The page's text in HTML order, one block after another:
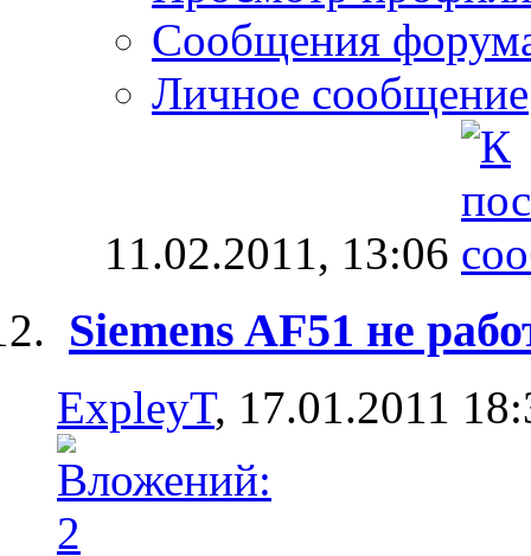
Сообщения
Личное сообщение
11.02.2011, 13:06
Siemens AF51 не
ExpleyT, 17.01.2011